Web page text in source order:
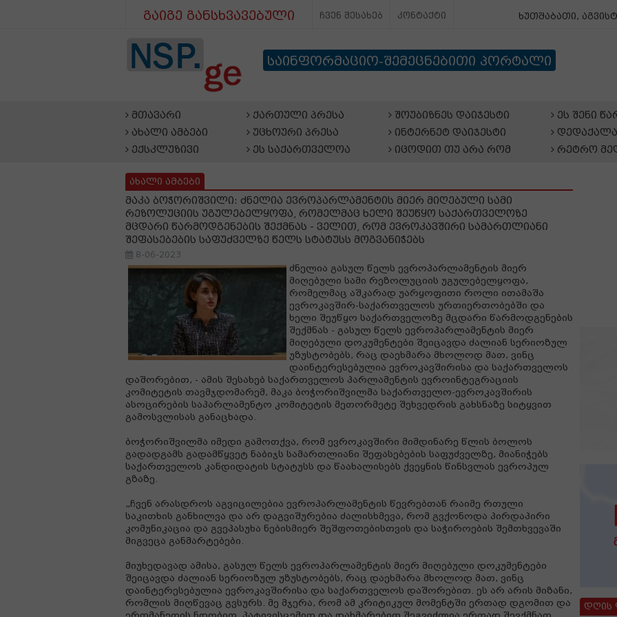
გაიგე განსხვავებული ჩვენ შესახებ კონტაქტი ხუთშაბათი,
საინფორმაციო-შემეცნებითი პორტალი
მთავარი
ახალი ამბები
ექსკლუზივი
ქართული პრესა
უცხოური პრესა
ეს საქართველოა
შოუბიზნეს დაიჯესტი
ინტერნეტ დაიჯესტი
იცოდით თუ არა რომ
ეს შენი
რეტრო
ახალი ამბები
მაკა ბოჭორიშვილი: ძნელია ევროპარლამენტის მიერ მიღებული სამი
რეზოლუციის უგულებელყოფა, რომელმაც ხელი შეუწყო საქართველოზე
მცდარი წარმოდგენების შექმნას - ველით, რომ ევროკავშირი სამართლიანი
შეფასებების საფუძველზე წელს სტატუსს მოგვანიჭებს
8-06-2023
ძნელია გასულ წელს ევროპარლამენტის მიერ
მიღებული სამი რეზოლუციის უგულებელყოფა,
რომელმაც აშკარად უარყოფითი როლი ითამაშა
ევროკავშირ-საქართველოს ურთიერთობებში და
ხელი შეუწყო საქართველოზე მცდარი წარმოდგენების
შექმნას - გასულ წელს ევროპარლამენტის მიერ
მიღებული დოკუმენტები შეიცავდა ძალიან სერიოზულ
უზუსტობებს, რაც დაეხმარა მხოლოდ მათ, ვინც
დაინტერესებულია ევროკავშირისა და საქართველოს
დაშორებით, - ამის შესახებ საქართველოს პარლამენტის ევროინტეგრაციის
კომიტეტის თავმჯდომარემ, მაკა ბოჭორიშვილმა საქართველო-ევროკავშირის
ასოცირების საპარლამენტო კომიტეტის მეთორმეტე შეხვედრის გახსნაზე სიტყვით
გამოსვლისას განაცხადა.
ბოჭორიშვილმა იმედი გამოთქვა, რომ ევროკავშირი მიმდინარე წლის ბოლოს
გადადგამს გადამწყვეტ ნაბიჯს სამართლიანი შეფასებების საფუძველზე, მიანიჭებს
საქართველოს კანდიდატის სტატუსს და წაახალისებს ქვეყნის წინსვლას ევროპულ
გზაზე.
„ჩვენ არასდროს აგვიცილებია ევროპარლამენტის წევრებთან რაიმე რთული
საკითხის განხილვა და არ დაგვიშურებია ძალისხმევა, რომ გვქონოდა პირდაპირი
კომუნიკაცია და გვეპასუხა ნებისმიერ შეშფოთებისთვის და საჭიროების შემთხვევაში
მიგვეცა განმარტებები.
მიუხედავად ამისა, გასულ წელს ევროპარლამენტის მიერ მიღებული დოკუმენტები
შეიცავდა ძალიან სერიოზულ უზუსტობებს, რაც დაეხმარა მხოლოდ მათ, ვინც
დაინტერესებულია ევროკავშირისა და საქართველოს დაშორებით. ეს არ არის მიზანი,
რომლის მიღწევაც გვსურს. მე მჯერა, რომ ამ კრიტიკულ მომენტში ერთად დგომით და
დღის